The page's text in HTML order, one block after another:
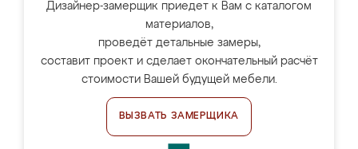
Дизайнер-замерщик приедет к Вам с каталогом
материалов,
проведёт детальные замеры,
составит проект и сделает окончательный расчёт
стоимости Вашей будущей мебели.
ВЫЗВАТЬ ЗАМЕРЩИКА